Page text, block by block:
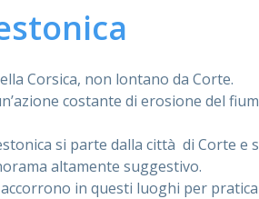
Corsica, non lontano da Corte.
costante di erosione del
si parte dalla città di Corte
altamente suggestivo.
in questi luoghi per